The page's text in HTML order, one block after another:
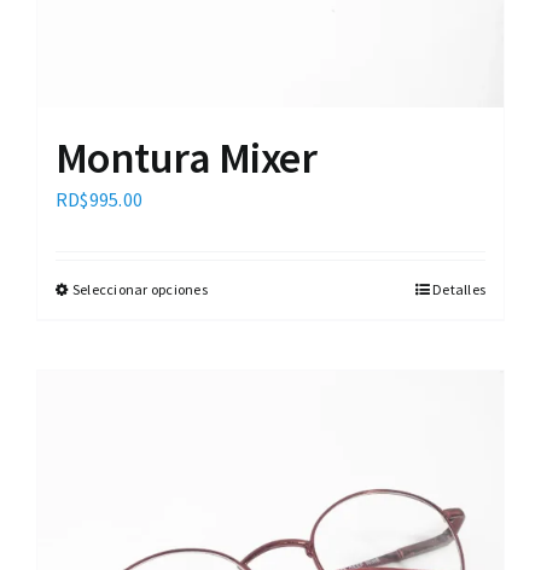
Montura Mixer
RD$995.00
Seleccionar opciones Detalles